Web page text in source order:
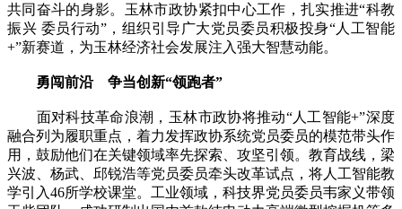
共同奋斗的身影。玉林市政协紧扣中心工作，扎实推进“科教
振兴 委员行动”，组织引导广大党员委员积极投身“人工智能
+”新赛道，为玉林经济社会发展注入强大智慧动能。
勇闯前沿 争当创新“领跑者”
面对科技革命浪潮，玉林市政协将推动“人工智能+”深度
融合列为履职重点，着力发挥政协系统党员委员的模范带头作
用，鼓励他们在关键领域率先探索、攻坚引领。教育战线，梁
兴波、杨武、邱锐浩等党员委员牵头改革试点，将人工智能教
学引入46所学校课堂。工业领域，科技界党员委员韦家义带领